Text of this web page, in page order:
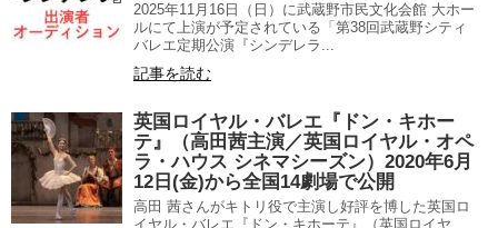
2025年11月16日（日）に武蔵野市民文化会館 大ホー
ルにて上演が予定されている「第38回武蔵野シティ
バレエ定期公演『シンデレラ...
記事を読む
英国ロイヤル・バレエ『ドン・キホー
テ』（高田茜主演／英国ロイヤル・オペ
ラ・ハウス シネマシーズン）2020年6月
12日(金)から全国14劇場で公開
高田 茜さんがキトリ役で主演し好評を博した英国ロ
イヤル・バレエ『ドン・キホーテ』（英国ロイヤ